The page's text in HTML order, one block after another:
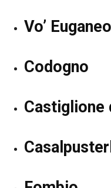
Vo’ Euganeo
Codogno
Castiglione